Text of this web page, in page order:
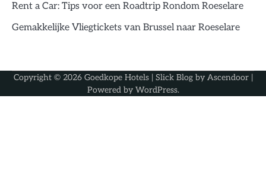
Rent a Car: Tips voor een Roadtrip Rondom Roeselare
Gemakkelijke Vliegtickets van Brussel naar Roeselare
Copyright © 2026 Goedkope Hotels| Slick Blog by Ascendoor|
Powered by WordPress.